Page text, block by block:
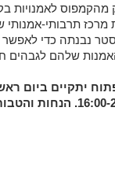
מהקמפוס לאמנויות
מרכז תרבותי-אמנותי
נבנתה כדי לאפשר
שלהם לגבהים
יתקיים ביום ראשון,
16:00- הנחות